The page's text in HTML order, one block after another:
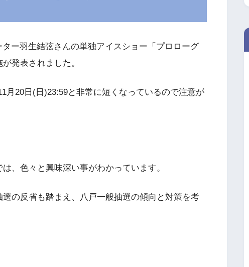
ー羽生結弦さんの単独アイスショー「プロローグ
発表されました。
月20日(日)23:59と非常に短くなっているので注意が
、色々と興味深い事がわかっています。
の反省も踏まえ、八戸一般抽選の傾向と対策を考